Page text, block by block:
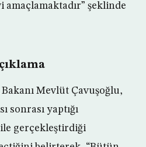
şeklinde
Mevlüt Çavuşoğlu,
sonrası yaptığı
ile gerçekleştirdiği